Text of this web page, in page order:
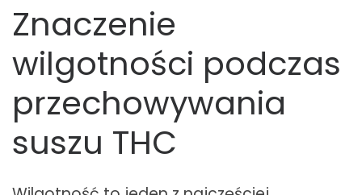
Znaczenie
wilgotności podczas
przechowywania
suszu THC